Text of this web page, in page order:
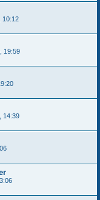
10:12
19:59
14:39